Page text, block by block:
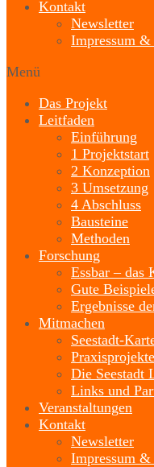
Kontakt
Newsletter
Impressum &
Menü
Das Projekt
Leitfaden
Einführung
1 Projektstart
2 Konzeption
3 Umsetzung
4 Abschluss
Bausteine
Methoden
Forschung
Essbar – das
Gute
Ergebnisse
Mitmachen
Seestadt-
Praxisprojekte
Die Seestadt
Links und
Veranstaltungen
Kontakt
Newsletter
Impressum &